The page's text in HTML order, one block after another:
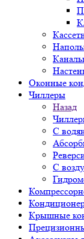
Оконные
Чиллеры
Назад
С
С
Крышные